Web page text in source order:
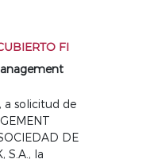
FI
a solicitud de
DE
S.A., la